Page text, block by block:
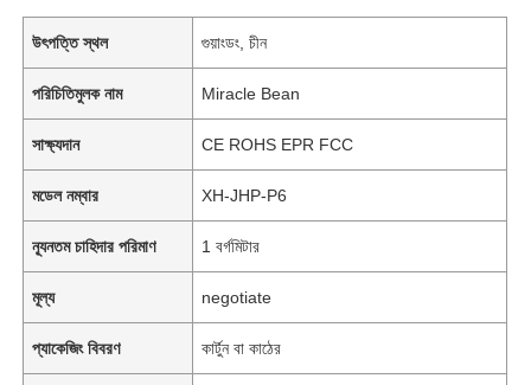
উৎপত্তি স্থল গুয়াংডং, চীন
পরিচিতিমুলক নাম Miracle Bean
সাক্ষ্যদান CE ROHS EPR FCC
মডেল নম্বার XH-JHP-P6
ন্যূনতম চাহিদার পরিমাণ 1 বর্গমিটার
মূল্য negotiate
প্যাকেজিং বিবরণ কার্টুন বা কাঠের